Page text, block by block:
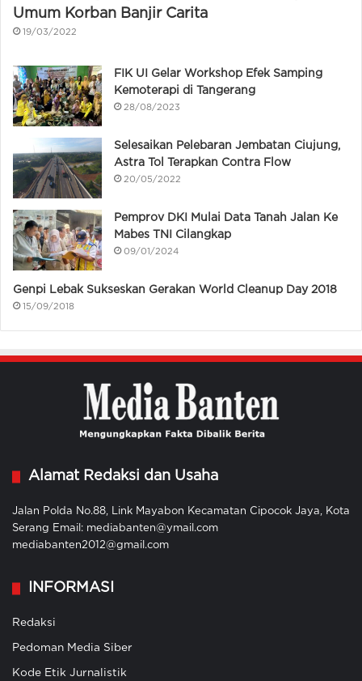
Umum Korban Banjir Carita
19/03/2022
FIK UI Gelar Workshop Efek Samping
Kemoterapi di Tangerang
28/08/2023
Selesaikan Pelebaran Jembatan Ciujung,
Astra Tol Terapkan Contra Flow
20/05/2022
Pemprov DKI Mulai Data Tanah Jalan Ke
Mabes TNI Cilangkap
09/01/2024
Genpi Lebak Sukseskan Gerakan World Cleanup Day 2018
15/09/2018
Alamat Redaksi dan Usaha
Jalan Polda No.88, Link Mayabon Kecamatan Cipocok Jaya, Kota
Serang Email: mediabanten@ymail.com
mediabanten2012@gmail.com
INFORMASI
Redaksi
Pedoman Media Siber
Kode Etik Jurnalistik